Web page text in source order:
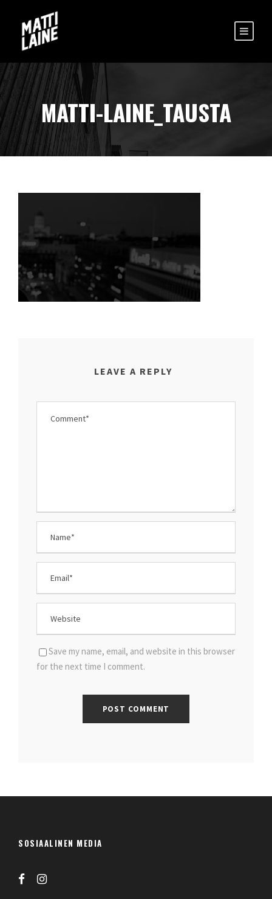
MATTI-LAINE_TAUSTA
LEAVE A REPLY
Save my name, email, and website in this browser
for the next time I comment.
SOSIAALINEN MEDIA